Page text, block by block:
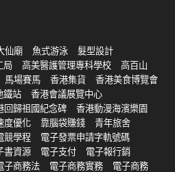
仙廟 魚式游泳
髮型設計
局 高美醫護管理專科學校
高百山
馬場賽馬 香港集貨
香港美食博覽會
鐵站
香港會議展覽中心
回歸祖國紀念碑
香港動漫海濱樂園
度優化 靠腦袋賺錢
青年旅舍
競學程
電子發票申請字軌號碼
書資源 電子支付
電子報行銷
子商務法 電子商務實務 電子商務